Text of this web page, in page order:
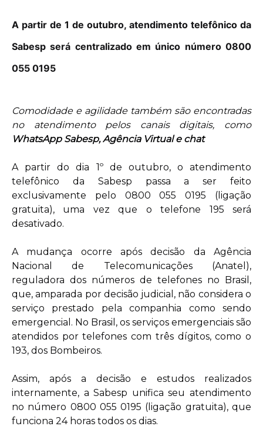
A partir de 1 de outubro, atendimento telefônico da
Sabesp será centralizado em único número 0800
055 0195
Comodidade e agilidade também são encontradas
no atendimento pelos canais digitais, como
WhatsApp Sabesp, Agência Virtual e chat
A partir do dia 1º de outubro, o atendimento
telefônico da Sabesp passa a ser feito
exclusivamente pelo 0800 055 0195 (ligação
gratuita), uma vez que o telefone 195 será
desativado.
A mudança ocorre após decisão da Agência
Nacional de Telecomunicações (Anatel),
reguladora dos números de telefones no Brasil,
que, amparada por decisão judicial, não considera o
serviço prestado pela companhia como sendo
emergencial. No Brasil, os serviços emergenciais são
atendidos por telefones com três dígitos, como o
193, dos Bombeiros.
Assim, após a decisão e estudos realizados
internamente, a Sabesp unifica seu atendimento
no número 0800 055 0195 (ligação gratuita), que
funciona 24 horas todos os dias.